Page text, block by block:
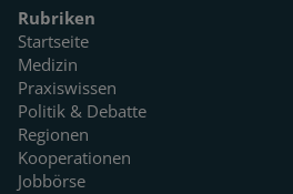
Rubriken
Startseite
Medizin
Praxiswissen
Politik & Debatte
Regionen
Kooperationen
Jobbörse